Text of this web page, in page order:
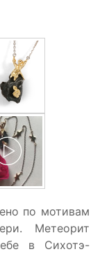
по мотивам
Метеорит
в Сихотэ-